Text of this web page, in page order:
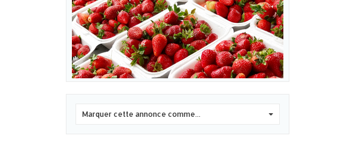
Marquer cette annonce comme...